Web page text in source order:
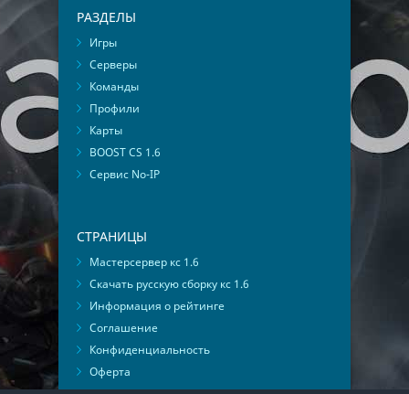
РАЗДЕЛЫ
Игры
Серверы
Команды
Профили
Карты
BOOST CS 1.6
Сервис No-IP
СТРАНИЦЫ
Мастерсервер кс 1.6
Скачать русскую сборку кс 1.6
Информация о рейтинге
Соглашение
Конфиденциальность
Оферта